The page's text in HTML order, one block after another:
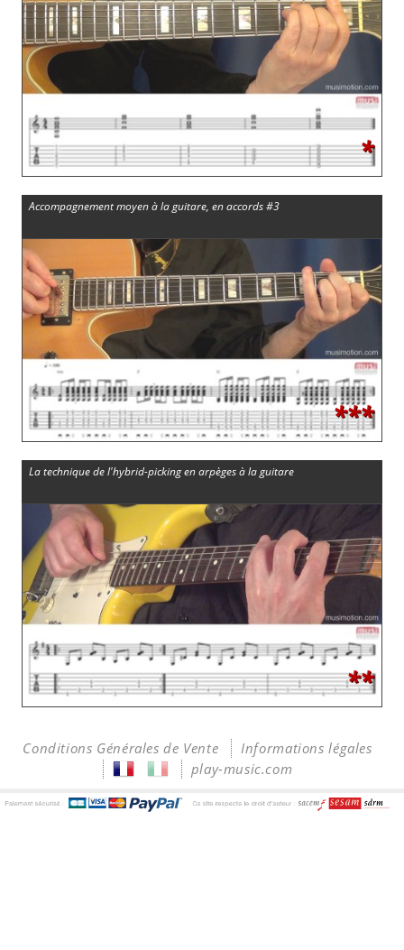
*
Accompagnement moyen à la guitare, en accords #3
***
La technique de l'hybrid-picking en arpèges à la guitare
**
Conditions Générales de Vente
Informations légales
play-music.com